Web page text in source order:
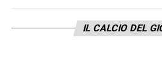
Il suo addio alla Juventus
IL CALCIO DEL